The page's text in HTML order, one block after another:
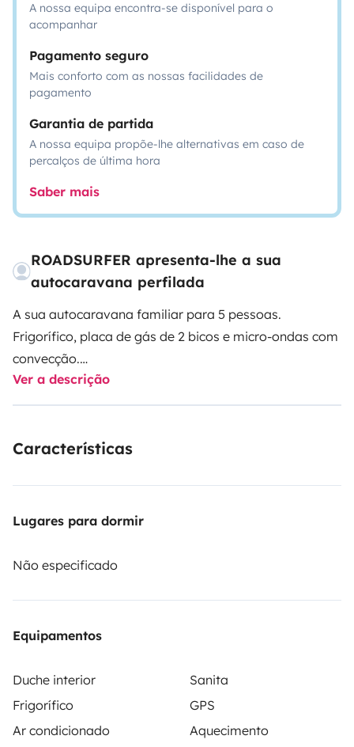
A nossa equipa encontra-se disponível para o
acompanhar
Pagamento seguro
Mais conforto com as nossas facilidades de
pagamento
Garantia de partida
A nossa equipa propõe-lhe alternativas em caso de
percalços de última hora
Saber mais
ROADSURFER apresenta-lhe a sua
autocaravana perfilada
A sua autocaravana familiar para 5 pessoas.
Frigorífico, placa de gás de 2 bicos e micro-ondas com
convecção.
Casa de banho com duche e WC.
Aquecimento autónomo. 5 lugares sentados e 5
Mais informações e Termos:
2026-1-15-PT.pdf
O locatário deve contratar o seu próprio seguro de
O seguro da Roadsurfer aplica-se a título secundário,
Ver a descrição
Características
Lugares para dormir
Não especificado
Equipamentos
Duche interior
Sanita
Frigorífico
GPS
Ar condicionado
Aquecimento